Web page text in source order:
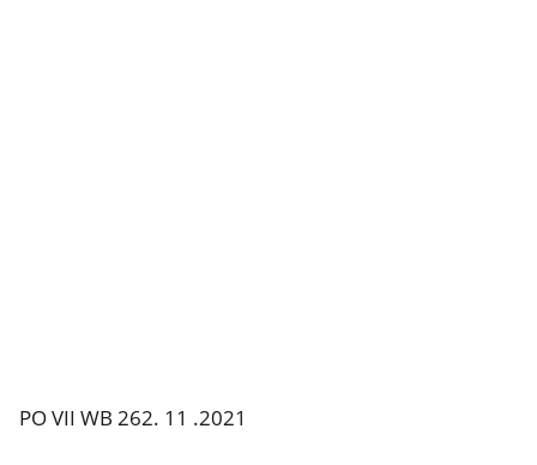
PO VII WB 262. 11 .2021